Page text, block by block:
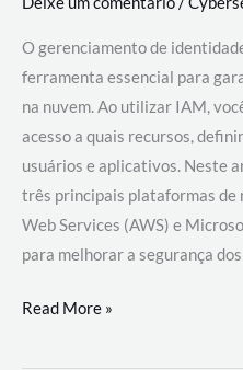
O gerenciamento de
ferramenta essencial para
na nuvem. Ao utilizar IAM,
acesso a quais recursos,
usuários e aplicativos. Neste
três principais plataformas de
Web Services (AWS) e
para melhorar a segurança
Gerenciamento
Read More »